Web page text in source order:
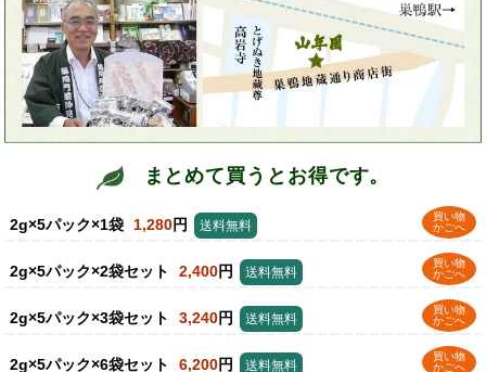
まとめて買うとお得です。
2g×5パック×1袋 1,280円
買い物
かごへ
送料無料
2g×5パック×2袋セット 2,400円
買い物
かごへ
送料無料
2g×5パック×3袋セット 3,240円
買い物
かごへ
送料無料
2g×5パック×6袋セット 6,200円
買い物
かごへ
送料無料